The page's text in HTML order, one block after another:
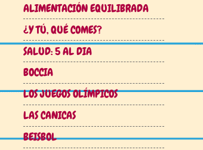
ALIMENTACIÓN EQUILIBRADA
¿Y TÚ, QUÉ COMES?
SALUD: 5 AL DIA
BOCCIA
LOS JUEGOS OLÍMPICOS
LAS CANICAS
BEISBOL